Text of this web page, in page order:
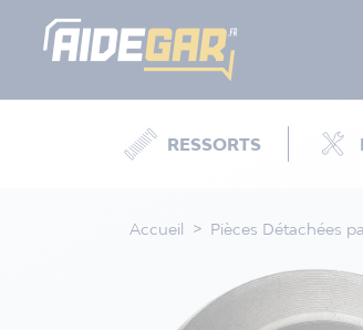
RESSORTS
Accueil Pièces Détachées